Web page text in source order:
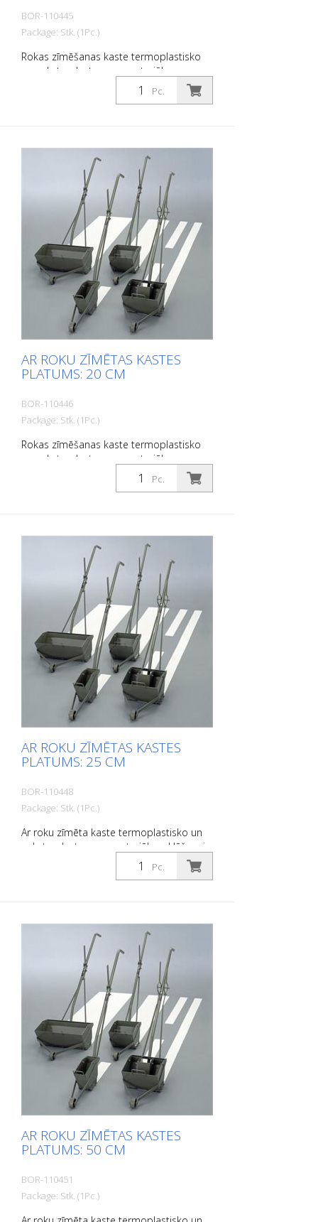
BOR-110445
Package: Stk. (1Pc.)
Rokas zīmēšanas kaste termoplastisko
un auksto plastmasas materiālu
uzklāšanai. Platums: 15 cm
Pc.
AR ROKU ZĪMĒTAS KASTES
PLATUMS: 20 CM
BOR-110446
Package: Stk. (1Pc.)
Rokas zīmēšanas kaste termoplastisko
un auksto plastmasas materiālu
uzklāšanai. Platums: 20 cm
Pc.
AR ROKU ZĪMĒTAS KASTES
PLATUMS: 25 CM
BOR-110448
Package: Stk. (1Pc.)
Ar roku zīmēta kaste termoplastisko un
auksto plastmasas materiālu uzklāšanai.
Pc.
AR ROKU ZĪMĒTAS KASTES
PLATUMS: 50 CM
BOR-110451
Package: Stk. (1Pc.)